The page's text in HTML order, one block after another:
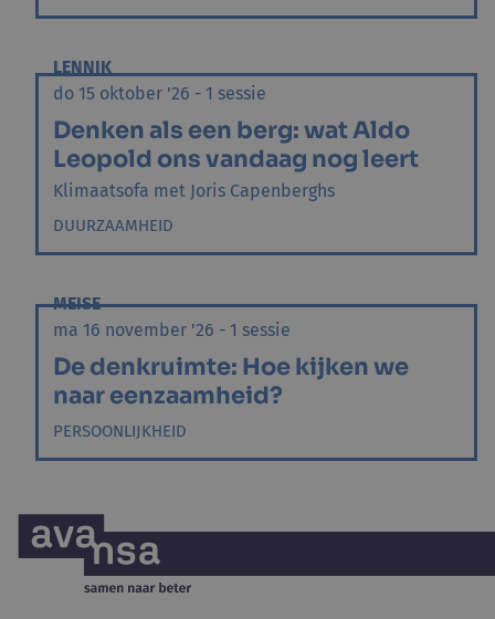
LENNIK
do 15 oktober '26 - 1 sessie
Denken als een berg: wat Aldo
Leopold ons vandaag nog leert
Klimaatsofa met Joris Capenberghs
DUURZAAMHEID
MEISE
ma 16 november '26 - 1 sessie
De denkruimte: Hoe kijken we
naar eenzaamheid?
PERSOONLIJKHEID